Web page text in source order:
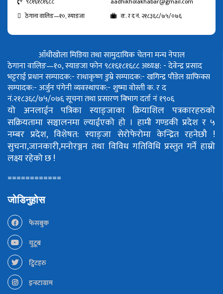
ठेगाना वालिङ—१०, स्याङजा
क. र द नं. २१८३६८/७५/०७६
आँधीखोला मिडिया तथा सामुदायिक चेतना मन्च नेपाल
ठेगाना वालिङ—१०, स्याङजा फोन ९८१६१८१६८८अध्यक्ष: - देवेन्द्र प्रसाद
भट्टराईप्रधान सम्पादक:- राधाकृष्ण डुम्रेसम्पादक:- खगिन्द्र पौडेलग्राफिक्स
सम्पादक:- अर्जुन पंगेनीव्यवस्थापक:- शुष्मा वोस्तीक. र द
नं.२१८३६८/७५/०७६सूचना तथा प्रसारण बिभाग दर्ता नं १९०६
यो अनलाईन पत्रिका स्याङ्जाका क्रियाशिल पत्रकारहरुको
सक्रियतामा सञ्चालनमा ल्याईएको हो । हामी गण्डकी प्रदेश र ५
नम्बर प्रदेश, विशेषत: स्याङ्जा सेरोफेरोमा केन्द्रित रहनेछौ !
सुचना,जानकारी,मनोरञ्जन तथा विविध गतिविधि प्रस्तुत गर्ने हाम्रो
लक्ष्य रहेको छ !
============
जोडिनुहोस
फेसबुक
युटूब
ट्विटहरु
इन्स्टाग्राम